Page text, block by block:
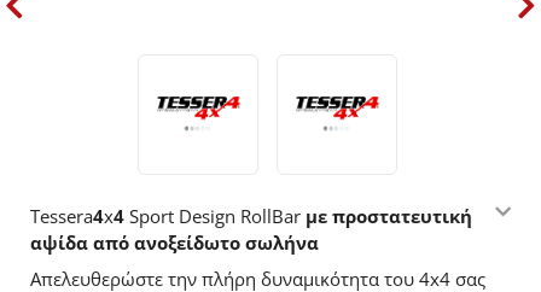
Tessera4x4 Sport Design RollBar με προστατευτική
αψίδα από ανοξείδωτο σωλήνα
Απελευθερώστε την πλήρη δυναμικότητα του 4x4 σας